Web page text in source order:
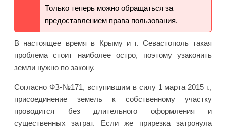
Только теперь можно обращаться за
предоставлением права пользования.
В настоящее время в Крыму и г. Севастополь такая
проблема стоит наиболее остро, поэтому узаконить
земли нужно по закону.
Согласно ФЗ-№171, вступившим в силу 1 марта 2015 г.,
присоединение земель к собственному участку
проводится без длительного оформления и
существенных затрат. Если же прирезка затронула